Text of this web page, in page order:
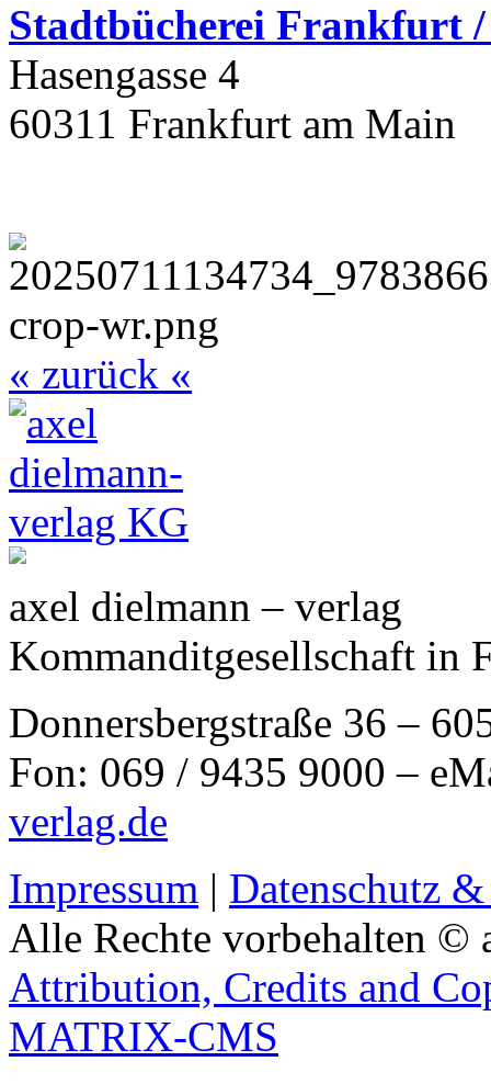
Stadtbücherei Frankfurt
Hasengasse 4
60311 Frankfurt am Main
« zurück «
axel dielmann – verlag
Kommanditgesellschaft in
Donnersbergstraße 36 –
Fon: 069 / 9435 9000 –
verlag.de
Impressum | Datenschutz
Alle Rechte vorbehalten ©
Attribution, Credits and
MATRIX-CMS